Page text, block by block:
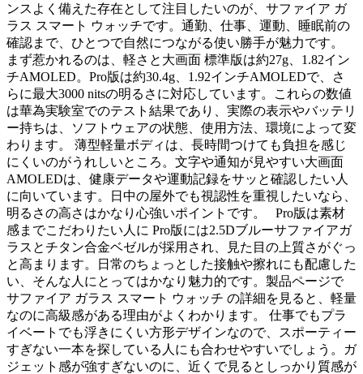
ンスよく備えた存在として注目したいのが、サファイア ガ
ラス スマート ウォッチです。通勤、仕事、運動、睡眠前の
確認まで、ひとつで自然につながる使い勝手が魅力です。
まず惹かれるのは、軽さと大画面 標準版は約27g、1.82イン
チAMOLED。Pro版は約30.4g、1.92インチAMOLEDで、さ
らに最大3000 nitsの明るさに対応しています。これらの数値
は華為実験室でのテスト結果であり、実際の表示やバッテリ
ー持ちは、ソフトウェアの状態、使用方法、環境によって変
わります。 薄型軽量ボディは、長時間つけても負担を感じ
にくいのがうれしいところ。文字や通知が見やすい大画面
AMOLEDは、健康データや運動記録をサッと確認したい人
に向いています。日中の屋外でも視認性を重視したいなら、
明るさの高さはかなり心強いポイントです。 Pro版は素材
感までこだわりたい人に Pro版には2.5Dブルーサファイアガ
ラスとチタン合金ベゼルが採用され、見た目の上質さがぐっ
と高まります。日常のちょっとした接触や擦れにも配慮した
い、そんな人にとってはかなり魅力的です。製品ページで
サファイア ガラス スマート ウォッチ の詳細を見ると、軽量
なのに高級感がある理由がよくわかります。 仕事でもプラ
イベートでも浮きにくい方形デザインなので、スポーティー
すぎない一本を探している人にも合わせやすいでしょう。ガ
ジェット感が強すぎないのに、近くで見るとしっかり質感が